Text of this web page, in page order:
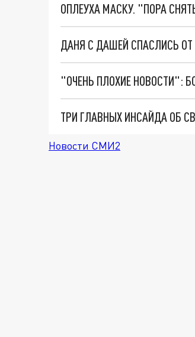
ОПЛЕУХА МАСКУ. "ПОРА
ДАНЯ С ДАШЕЙ СПАСЛИСЬ
Новости СМИ2